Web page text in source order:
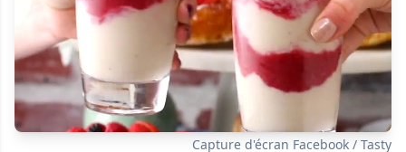
Capture d'écran Facebook / Tasty